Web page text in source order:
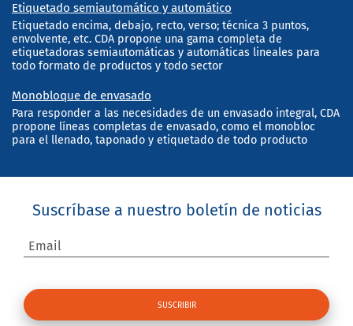
Etiquetado semiautomático y automático
Etiquetado encima, debajo, recto, verso; técnica 3 puntos,
envolvente, etc. CDA propone una gama completa de
etiquetadoras semiautomáticas y automáticas lineales para
todo formato de productos y todo sector
Monobloque de envasado
Para responder a las necesidades de un envasado integral, CDA
propone líneas completas de envasado, como el monobloc
para el llenado, taponado y etiquetado de todo producto
Suscríbase a nuestro boletín de noticias
Email